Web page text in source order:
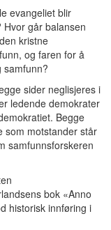
evangeliet blir
går balansen
kristne
og faren for å
samfunn?
sider neglisjeres i
ledende demokrater
Begge
som motstander står
samfunnsforskeren
bok «Anno
historisk innføring i